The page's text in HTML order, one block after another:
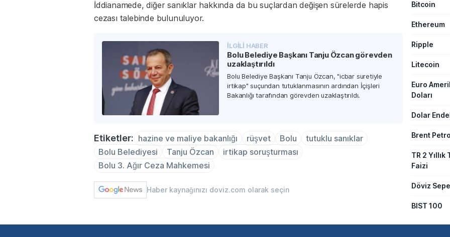
İddianamede, diğer sanıklar hakkında da bu suçlardan değişen sürelerde hapis
cezası talebinde bulunuluyor.
İLGİLİ HABER
Bolu Belediye Başkanı Tanju Özcan görevden
uzaklaştırıldı
Bolu Belediye Başkanı Tanju Özcan, "icbar suretiyle
irtikap" suçundan tutuklanmasının ardından İçişleri
Bakanlığı tarafından görevden uzaklaştırıldı.
Etiketler: hazine ve maliye bakanlığı rüşvet Bolu
tutuklu sanıklar
Bolu Belediyesi
Tanju Özcan
irtikap soruşturması
Bolu 3. Ağır Ceza Mahkemesi
Haber kaynağınızı doviz.com olarak seçin
Bitcoin
Ethereum
Ripple
Litecoin
Euro
Doları
Dolar
Brent
TR 2 Yıllık
Faizi
Döviz
BIST 100